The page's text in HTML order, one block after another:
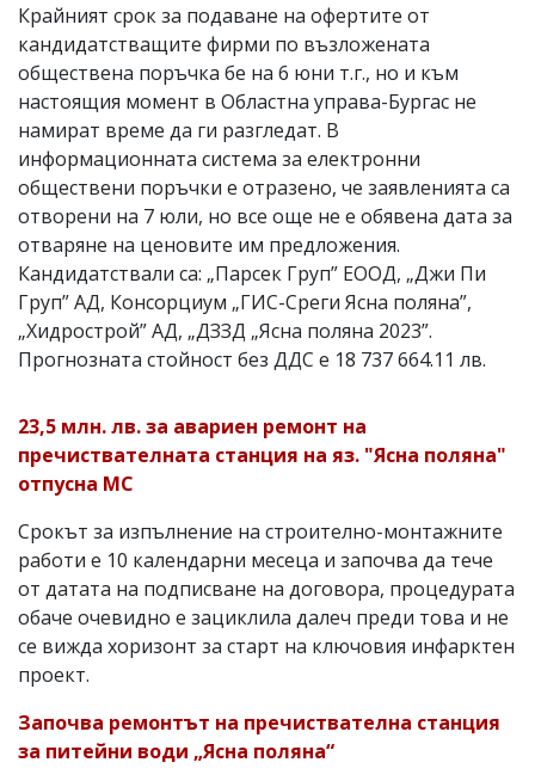
Крайният срок за подаване на офертите от
кандидатстващите фирми по възложената
обществена поръчка бе на 6 юни т.г., но и към
настоящия момент в Областна управа-Бургас не
намират време да ги разгледат. В
информационната система за електронни
обществени поръчки е отразено, че заявленията са
отворени на 7 юли, но все още не е обявена дата за
отваряне на ценовите им предложения.
Кандидатствали са: „Парсек Груп” ЕООД, „Джи Пи
Груп” АД, Консорциум „ГИС-Среги Ясна поляна”,
„Хидрострой” АД, „ДЗЗД „Ясна поляна 2023”.
Прогнозната стойност без ДДС е 18 737 664.11 лв.
23,5 млн. лв. за авариен ремонт на
пречиствателната станция на яз. "Ясна поляна"
отпусна МС
Срокът за изпълнение на строително-монтажните
работи е 10 календарни месеца и започва да тече
от датата на подписване на договора, процедурата
обаче очевидно е зациклила далеч преди това и не
се вижда хоризонт за старт на ключовия инфарктен
проект.
Започва ремонтът на пречиствателна станция
за питейни води „Ясна поляна“